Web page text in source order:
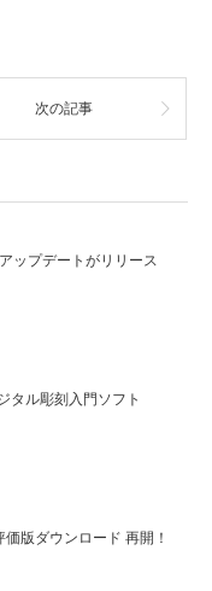
次の記事
ップデートがリリース
タル彫刻入門ソフト
版ダウンロード 再開！